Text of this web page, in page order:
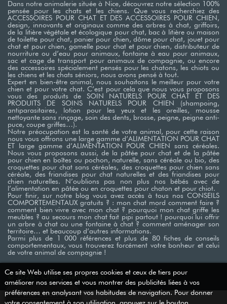
Dans notre animalerie située à Nice, découvrez notre sélection 100%
pensée pour les chats et les chiens. Que vous recherchiez des
ACCESSOIRES POUR CHAT ET DES ACCESSOIRES POUR CHIEN,
design, innovants et originaux comme des arbres à chat, griffoirs,
de la litière végétale et écologique pour chat, bac à litière ou maison
de toilette pour chat, panier pour chien, dôme pour chat, jouet pour
chat et pour chien, gamelle pour chat et pour chien, distributeur de
nourriture ou d’eau pour animaux, fontaine à eau pour animaux,
sac et cage de transport pour animaux de compagnie, ou encore
des accessoires spécialement pensés pour les chatons, les chiots ou
les chiens et les chats séniors, nous avons pensé à tout.
Expert en bien-être animal, nous souhaitons le meilleur pour votre
chien et pour votre chat. C’est pour cela que nous vous proposons
vous des produits de SOIN NATURELS POUR CHAT ET DES
PRODUITS DE SOINS NATURELS POUR CHIEN (shampoing,
antiparasitaires, lotion pour les yeux et les oreilles, mousse
nettoyante sans rinçage, soin des dents, brosse, peigne, peigne anti-
puce, coupe griffes…). ​
Notre préocupation est la santé de votre animal, pour cette raison
nous vous offrons une large gamme d’ALIMENTATION POUR CHAT
ET large gamme d’ALIMENTATION POUR CHIEN sans céréales.
Nous vous proposons aussi, de la pâtée pour chat et de la pâtée
pour chien en boîtes ou pochon, naturelle, sans céréale ou bio, des
croquettes pour chat sans céréales, des croquettes pour chien sans
céréale, des friandises pour chat naturelles et des friandises pour
chien naturelles. N’oublions pas non plus nos bébés avec de
l’alimentation en pâtée ou en croquettes pour chaton et pour chiot. ​
Pour finir, sur notre blog vous avez accès à tous nos CONSEILS
COMPORTEMENTAUX gratuits ? : mon chat mord comment faire ?
comment bien vivre avec mon chat ? pourquoi mon chat griffe les
meubles ? au secours mon chat fait pipi partout ! pourquoi lui offrir
un arbre à chat ou une fontaine à chat ? comment aménager son
territoire… et beaucoup d’autres informations. ​
Parmi plus de 1 000 références et plus de 80 fiches de conseils
comportementaux, vous trouverez forcément votre bonheur et celui
de votre animal de compagnie !
Ce site Web utilise ses propres cookies et ceux de tiers pour
améliorer nos services et vous montrer des publicités liées à vos
préférences en analysant vos habitudes de navigation. Pour donner
Avis clients
© 2026 - Chat Chien Urbain